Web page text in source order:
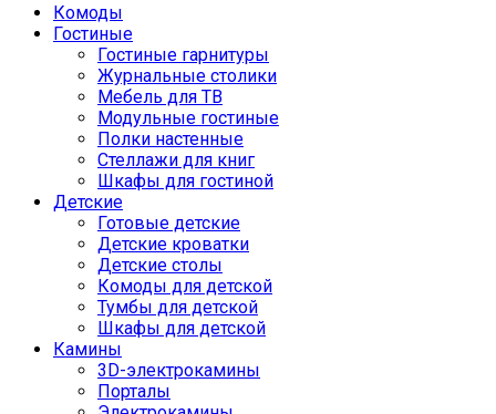
Комоды
Гостиные
Гостиные гарнитуры
Журнальные столики
Мебель для ТВ
Модульные гостиные
Полки настенные
Стеллажи для книг
Шкафы для гостиной
Детские
Готовые детские
Детские кроватки
Детские столы
Комоды для детской
Тумбы для детской
Шкафы для детской
Камины
3D-электрокамины
Порталы